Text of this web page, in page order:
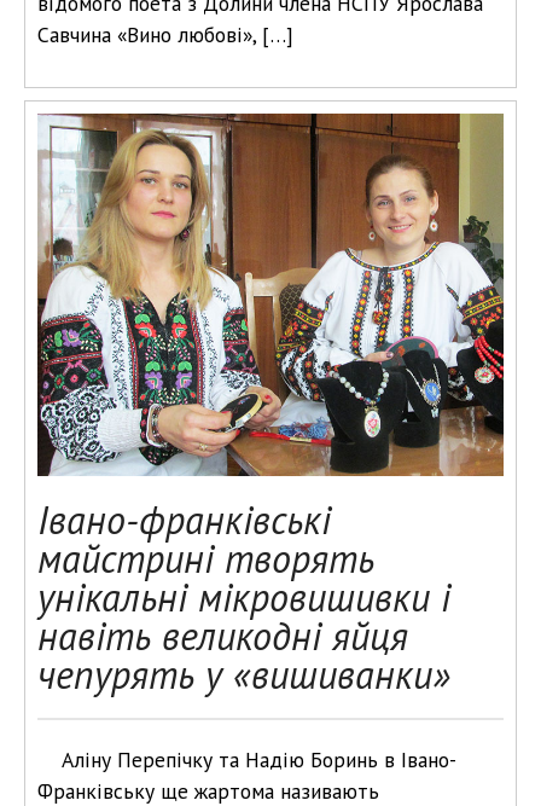
Савчина «Вино любові», […]
Івано-франківські
майстрині творять
унікальні мікровишивки і
навіть великодні яйця
чепурять у «вишиванки»
Аліну Перепічку та Надію Боринь в Івано-
Франківську ще жартома називають